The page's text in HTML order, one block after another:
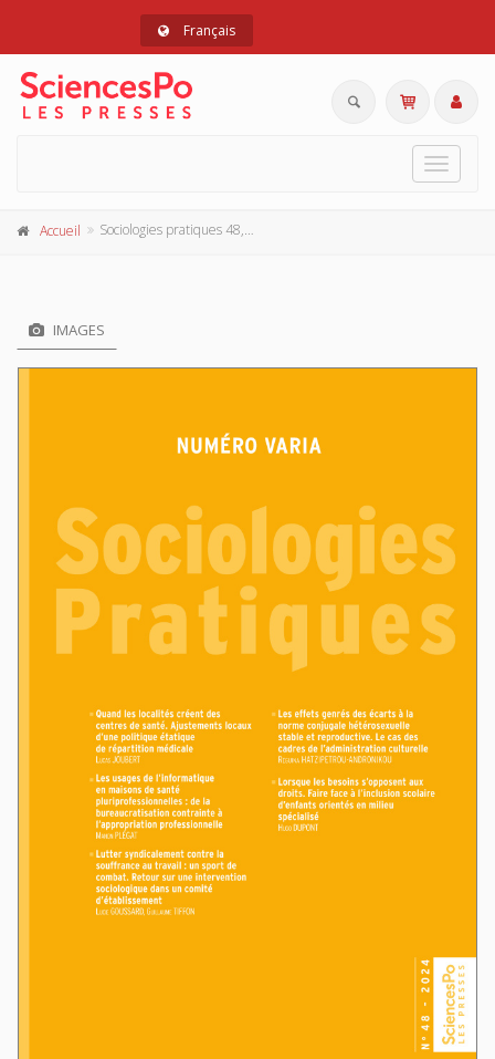
Français
Toggle
Accueil Sociologies pratiques 48, 2024
IMAGES